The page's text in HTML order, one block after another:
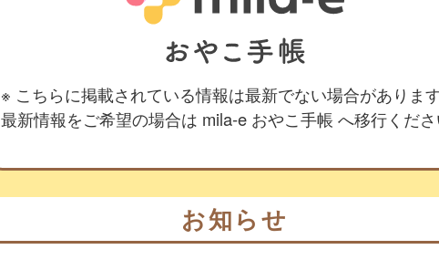
※ こちらに掲載されている情報は最新でない場合がありま
最新情報をご希望の場合は mila-e おやこ手帳 へ移行くだ
お知らせ